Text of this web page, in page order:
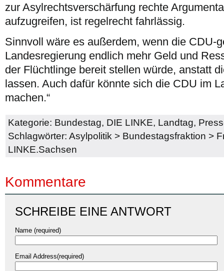
zur Asylrechtsverschärfung rechte
aufzugreifen, ist regelrecht fahrlässig.
Sinnvoll wäre es außerdem, wenn die CDU-
Landesregierung endlich mehr Geld und
der Flüchtlinge bereit stellen würde, anstatt
lassen. Auch dafür könnte sich die CDU im
machen.“
Kategorie: Bundestag, DIE LINKE, Landtag,
Schlagwörter: Asylpolitik > Bundestagsfraktion >
LINKE.Sachsen
Kommentare
SCHREIBE EINE ANTWORT
Name (required)
Email Address(required)